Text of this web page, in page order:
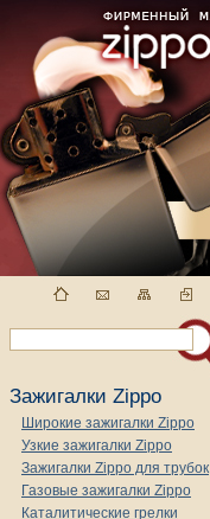
Зажигалки Zippo
Широкие зажигалки Zippo
Узкие зажигалки Zippo
Зажигалки Zippo для трубок
Газовые зажигалки Zippo
Каталитические грелки